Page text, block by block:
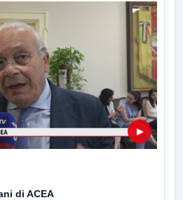
▶
di ACEA